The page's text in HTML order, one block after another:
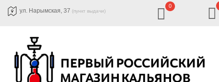
ул. Нарымская, 37 (пункт выдачи)
0